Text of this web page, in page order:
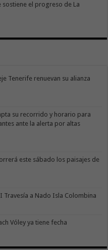
sostiene el progreso de La
Tenerife renuevan su alianza
su recorrido y horario para
ante la alerta por altas
este sábado los paisajes de
Travesía a Nado Isla Colombina
Vóley ya tiene fecha